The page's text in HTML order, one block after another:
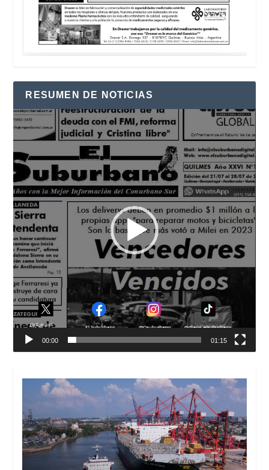
RESUMEN DE NOTICIAS
Reproductor
de
vídeo
00:00 01:15